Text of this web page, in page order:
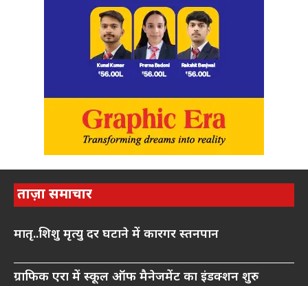
ताज़ा समाचार
मातृ..शिशु मृत्यु दर घटाने में कारगर स्तनपान
ग्राफिक एरा में स्कूल ऑफ मैनेजमेंट का इंडक्शन शुरु